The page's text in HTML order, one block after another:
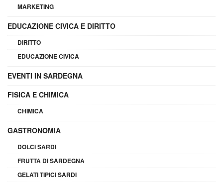
MARKETING
EDUCAZIONE CIVICA E DIRITTO
DIRITTO
EDUCAZIONE CIVICA
EVENTI IN SARDEGNA
FISICA E CHIMICA
CHIMICA
GASTRONOMIA
DOLCI SARDI
FRUTTA DI SARDEGNA
GELATI TIPICI SARDI